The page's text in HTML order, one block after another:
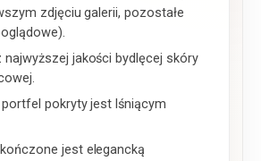
zdjęciu galerii, pozostałe
najwyższej jakości bydlęcej skóry
pokryty jest lśniącym
jest elegancką